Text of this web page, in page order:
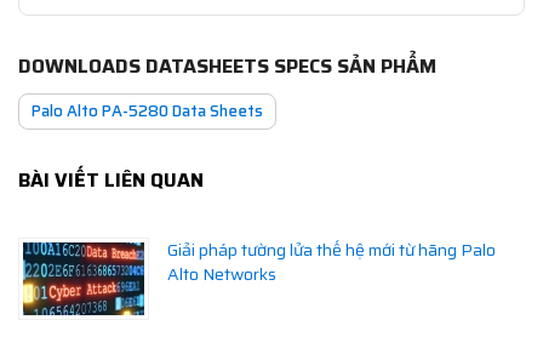
DOWNLOADS DATASHEETS SPECS SẢN PHẨM
Palo Alto PA-5280 Data Sheets
BÀI VIẾT LIÊN QUAN
Giải pháp tường lửa thế hệ mới từ hãng Palo
Alto Networks